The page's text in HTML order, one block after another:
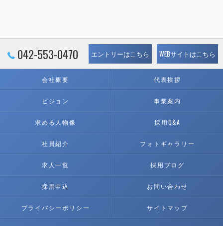
042-553-0470 エントリーはこちら WEBサイトはこちら
会社概要 代表挨拶
ビジョン 事業案内
求める人物像 採用Q&A
社員紹介 フォトギャラリー
求人一覧 採用ブログ
採用申込 お問い合わせ
プライバシーポリシー サイトマップ